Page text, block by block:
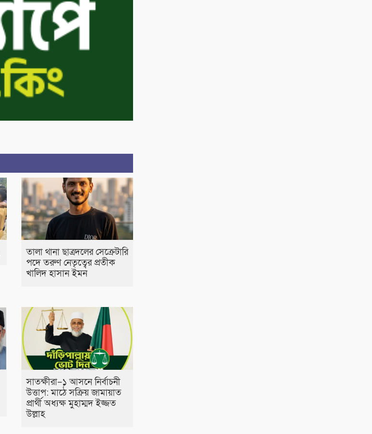
তালা থানা ছাত্রদলের সেক্রেটারি
পদে তরুণ নেতৃত্বের প্রতীক
খালিদ হাসান ইমন
সাতক্ষীরা–১ আসনে নির্বাচনী
উত্তাপ: মাঠে সক্রিয় জামায়াত
প্রার্থী অধ্যক্ষ মুহাম্মদ ইজ্জত
উল্লাহ